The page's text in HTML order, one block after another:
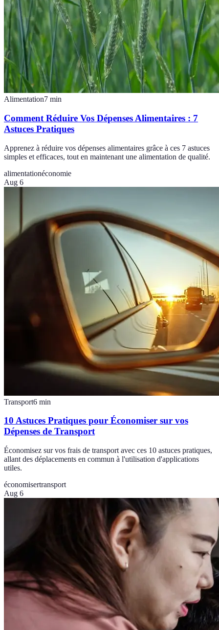
Alimentation7 min
Comment Réduire Vos Dépenses Alimentaires : 7
Astuces Pratiques
Apprenez à réduire vos dépenses alimentaires grâce à ces 7 astuces
simples et efficaces, tout en maintenant une alimentation de qualité.
alimentationéconomie
Aug 6
Transport6 min
10 Astuces Pratiques pour Économiser sur vos
Dépenses de Transport
Économisez sur vos frais de transport avec ces 10 astuces pratiques,
allant des déplacements en commun à l'utilisation d'applications
utiles.
économisertransport
Aug 6